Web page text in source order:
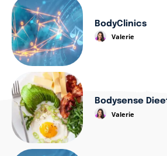
BodyClinics
Valerie
Bodysense
Valerie